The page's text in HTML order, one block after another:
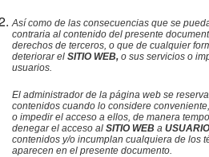
Así como de las consecuencias que se
contraria al contenido del presente
derechos de terceros, o que de cualquier
deteriorar el SITIO WEB, o sus servicios o
usuarios.
El administrador de la página web se
contenidos cuando lo considere
o impedir el acceso a ellos, de manera
denegar el acceso al SITIO WEB a
contenidos y/o incumplan cualquiera de los
aparecen en el presente documento.